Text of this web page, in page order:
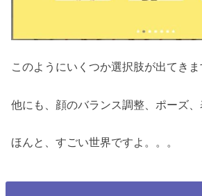
このようにいくつか選択肢が出てきま
他にも、顔のバランス調整、ポーズ、
ほんと、すごい世界ですよ。。。